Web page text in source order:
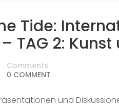
Tide:
TAG 2:
Comments
0 COMMENT
und